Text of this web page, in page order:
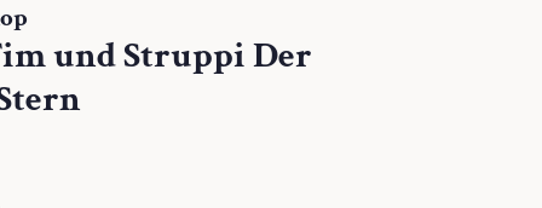
und Struppi Der